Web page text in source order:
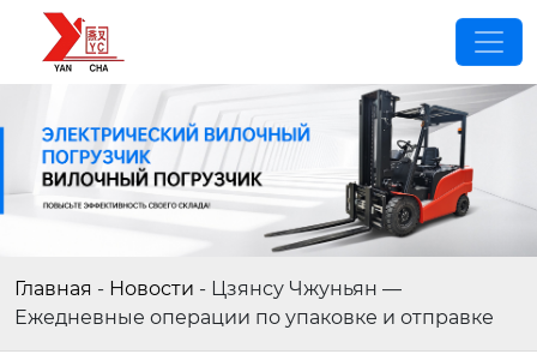
Главная - Новости - Цзянсу Чжуньян —
Ежедневные операции по упаковке и отправке